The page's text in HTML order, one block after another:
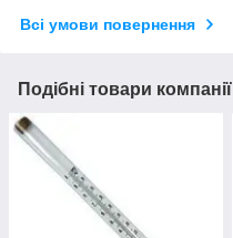
Всі умови повернення
Подібні товари компанії